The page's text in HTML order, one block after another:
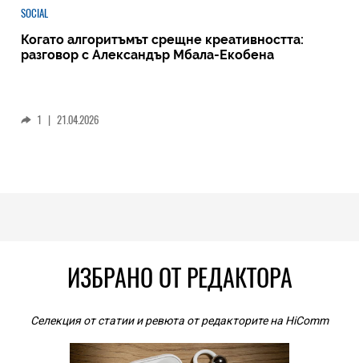
SOCIAL
Когато алгоритъмът срещне креативността:
разговор с Александър Мбала-Екобена
1 | 21.04.2026
ИЗБРАНО ОТ РЕДАКТОРА
Селекция от статии и ревюта от редакторите на HiComm